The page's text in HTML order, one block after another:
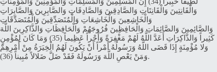
وَالْقَانِتِينَ وَالْقَانِتَاتِ وَالصَّادِقِينَ وَالصَّادِقَاتِ وَالصَّابِرِينَ وَالصَّابِرَاتِ
وَالْخَاشِعِينَ وَالْخَاشِعَاتِ وَالْمُتَصَدِّقِينَ وَالْمُتَصَدِّقَاتِ
وَالصَّائِمِينَ وَالصَّائِمَاتِ وَالْحَافِظِينَ فُرُوجَهُمْ وَالْحَافِظَاتِ وَالذَّاكِرِينَ اللَّهَ
كَثِيراً وَالذَّاكِرَاتِ أَعَدَّ اللَّهُ لَهُمْ مَغْفِرَةً وَأَجْراً عَظِيماً (35) وَمَا كَانَ لِمُؤْمِنٍ
وَلا مُؤْمِنَةٍ إِذَا قَضَى اللَّهُ وَرَسُولُهُ أَمْراً أَنْ يَكُونَ لَهُمُ الْخِيَرَةُ مِنْ أَمْرِهِمْ
وَمَنْ يَعْصِ اللَّهَ وَرَسُولَهُ فَقَدْ ضَلَّ ضَلالاً مُبِيناً (36).